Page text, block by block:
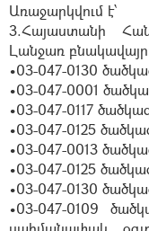
Առաջարկվում է՝
3.Հայաստանի
Լանջառ
•03-047-0130
•03-047-0001
•03-047-0117
•03-047-0125
•03-047-0013
•03-047-0125
•03-047-0130
•03-047-0109